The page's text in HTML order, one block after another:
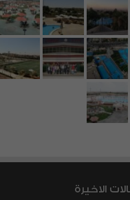
الاخيرة